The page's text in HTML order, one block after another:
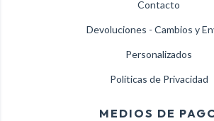
Contacto
Devoluciones - Cambios y
Personalizados
Políticas de Privacidad
MEDIOS DE